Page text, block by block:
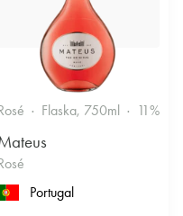
& Smakrikt
Flaska, 750ml 11%
Portugal